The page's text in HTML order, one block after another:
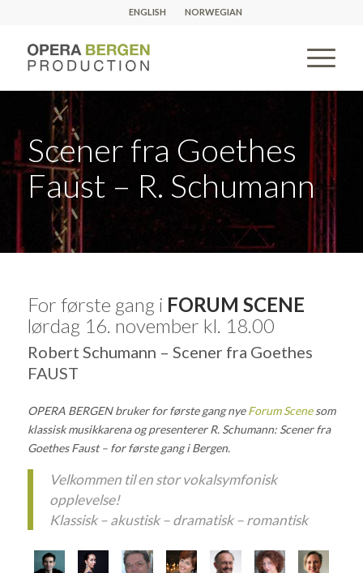
ENGLISH NORWEGIAN
Scener fra Goethes
Faust – R. Schumann
For første gang i FORUM SCENE
lørdag 16. november kl. 18.00
Robert Schumann – Scener fra Goethes
FAUST
OPERA BERGEN bruker for første gang nyeForum Scenesom
klassisk musikkarena og presentererR. Schumann: Scener fra
Goethes Faust – for første gang i Bergen.
Velkommen til en stor vokalsymfonisk
opplevelse!
Klassisk – akustisk – dramatisk – romantisk